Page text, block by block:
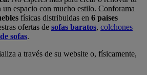
espacio con mucho estilo. Conforama
físicas distribuidas en 6 países
ofertas de sofas baratos, colchones
sofas.
a través de su website o, físicamente,